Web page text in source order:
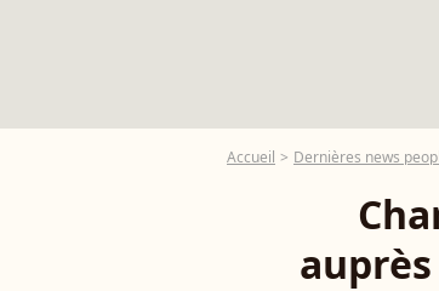
Accueil Dernières news